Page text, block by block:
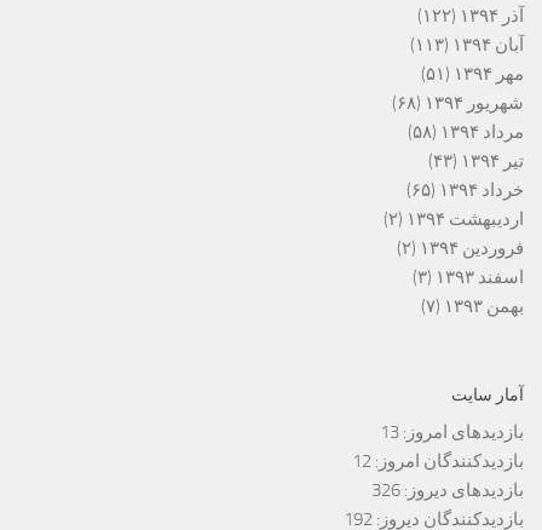
آذر ۱۳۹۴
(۱۲۲)
آبان ۱۳۹۴
(۱۱۳)
مهر ۱۳۹۴
(۵۱)
شهریور ۱۳۹۴
(۶۸)
مرداد ۱۳۹۴
(۵۸)
تیر ۱۳۹۴
(۴۳)
خرداد ۱۳۹۴
(۶۵)
اردیبهشت ۱۳۹۴
(۲)
فروردین ۱۳۹۴
(۲)
اسفند ۱۳۹۳
(۳)
بهمن ۱۳۹۳
(۷)
آمار سایت
بازدیدهای امروز: 13
بازدیدکنندگان امروز: 12
بازدیدهای دیروز: 326
بازدیدکنندگان دیروز: 192